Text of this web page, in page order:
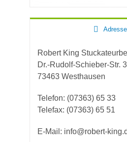
Adresse
Robert King
Dr.-Rudolf-Schieber-Str.
73463 Westhausen
Telefon: (07363) 65 33
Telefax: (07363) 65 51
E-Mail: info@robert-